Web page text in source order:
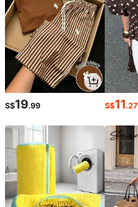
S$19.99 S$11.27